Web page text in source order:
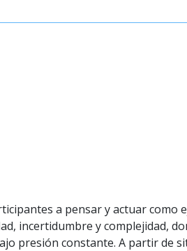
a pensar y actuar como
incertidumbre y complejidad,
presión constante. A partir de